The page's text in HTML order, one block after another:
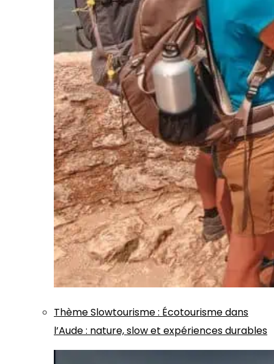
ThèmeSlowtourisme: Écotourisme dans
l’Aude : nature, slow et expériences durables